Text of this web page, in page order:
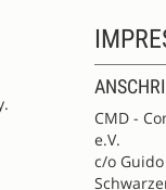
CMD -
e.V.
c/o